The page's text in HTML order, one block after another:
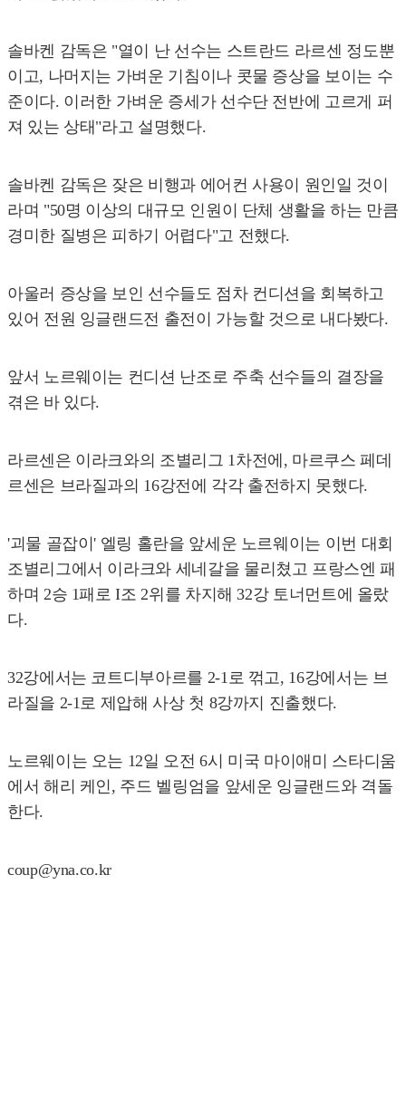
솔바켄 감독은 "열이 난 선수는 스트란드 라르센 정도뿐
이고, 나머지는 가벼운 기침이나 콧물 증상을 보이는 수
준이다. 이러한 가벼운 증세가 선수단 전반에 고르게 퍼
져 있는 상태"라고 설명했다.
솔바켄 감독은 잦은 비행과 에어컨 사용이 원인일 것이
라며 "50명 이상의 대규모 인원이 단체 생활을 하는 만큼
경미한 질병은 피하기 어렵다"고 전했다.
아울러 증상을 보인 선수들도 점차 컨디션을 회복하고
있어 전원 잉글랜드전 출전이 가능할 것으로 내다봤다.
앞서 노르웨이는 컨디션 난조로 주축 선수들의 결장을
겪은 바 있다.
라르센은 이라크와의 조별리그 1차전에, 마르쿠스 페데
르센은 브라질과의 16강전에 각각 출전하지 못했다.
'괴물 골잡이' 엘링 홀란을 앞세운 노르웨이는 이번 대회
조별리그에서 이라크와 세네갈을 물리쳤고 프랑스엔 패
하며 2승 1패로 I조 2위를 차지해 32강 토너먼트에 올랐
다.
32강에서는 코트디부아르를 2-1로 꺾고, 16강에서는 브
라질을 2-1로 제압해 사상 첫 8강까지 진출했다.
노르웨이는 오는 12일 오전 6시 미국 마이애미 스타디움
에서 해리 케인, 주드 벨링엄을 앞세운 잉글랜드와 격돌
한다.
coup@yna.co.kr